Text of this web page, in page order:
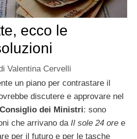
ecco le
Valentina Cervelli
un piano per contrastare il
discutere e approvare nel
Consiglio dei Ministri: sono
che arrivano da Il sole 24 ore e
per il futuro e per le tasche